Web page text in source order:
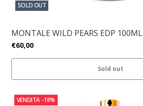
SOLD OUT
MONTALE WILD PEARS EDP 100ML
€60,00
Sold out
VENDITA -18%